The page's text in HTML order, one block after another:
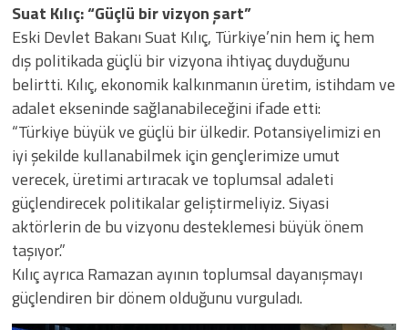
Suat Kılıç: “Güçlü bir vizyon şart”
Eski Devlet Bakanı Suat Kılıç, Türkiye’nin hem iç hem
dış politikada güçlü bir vizyona ihtiyaç duyduğunu
belirtti. Kılıç, ekonomik kalkınmanın üretim, istihdam ve
adalet ekseninde sağlanabileceğini ifade etti:
“Türkiye büyük ve güçlü bir ülkedir. Potansiyelimizi en
iyi şekilde kullanabilmek için gençlerimize umut
verecek, üretimi artıracak ve toplumsal adaleti
güçlendirecek politikalar geliştirmeliyiz. Siyasi
aktörlerin de bu vizyonu desteklemesi büyük önem
taşıyor.”
Kılıç ayrıca Ramazan ayının toplumsal dayanışmayı
güçlendiren bir dönem olduğunu vurguladı.